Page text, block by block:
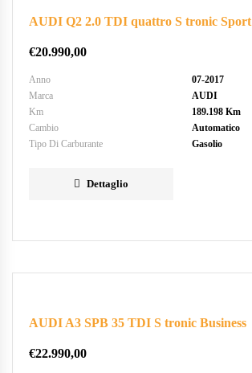
AUDI Q2 2.0 TDI quattro S tronic Sport
€20.990,00
Anno
07-2017
Marca
AUDI
Km
189.198 Km
Cambio
Automatico
Tipo Di Carburante
Gasolio
Dettaglio
AUDI A3 SPB 35 TDI S tronic Business
€22.990,00